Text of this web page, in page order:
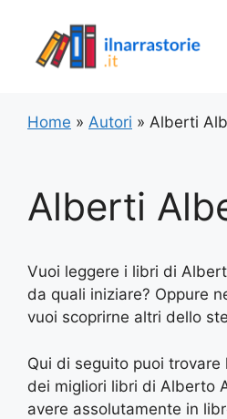
contenuto
Home » Autori » Alberti
Alberti
Vuoi leggere i libri di
da quali iniziare? Oppure
vuoi scoprirne altri dello
Qui di seguito puoi trovare
dei migliori libri di Alberto
avere assolutamente in